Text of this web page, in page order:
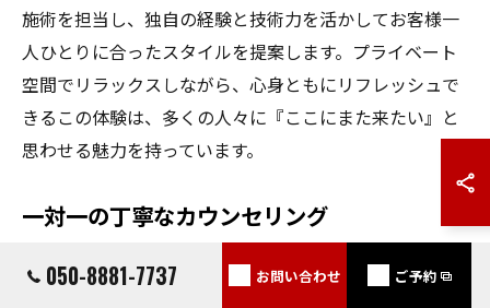
施術を担当し、独自の経験と技術力を活かしてお客様一
人ひとりに合ったスタイルを提案します。プライベート
空間でリラックスしながら、心身ともにリフレッシュで
きるこの体験は、多くの人々に『ここにまた来たい』と
思わせる魅力を持っています。
一対一の丁寧なカウンセリング
倉敷市のプライベートサロンでは、一対一の丁寧なカウ
ンセリングが行われています。ここではお客様の髪質や
050-8881-7737 お問い合わせ ご予約